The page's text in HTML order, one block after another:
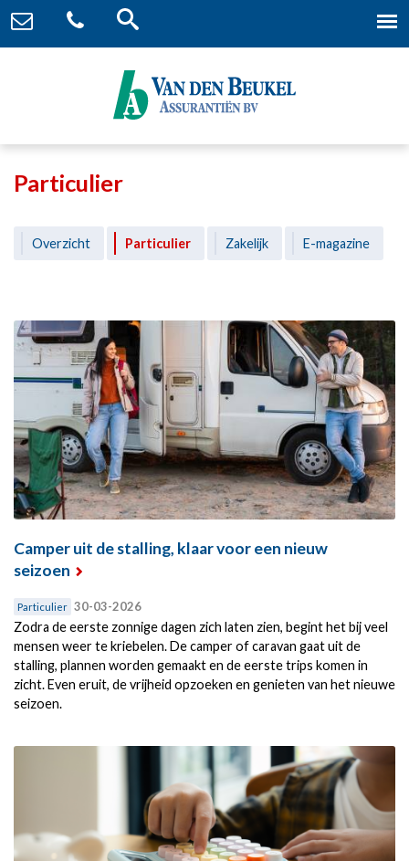
Particulier
Overzicht Particulier Zakelijk E-magazine
Camper uit de stalling, klaar voor een nieuw
seizoen
Particulier 30-03-2026
Zodra de eerste zonnige dagen zich laten zien, begint het bij veel
mensen weer te kriebelen. De camper of caravan gaat uit de
stalling, plannen worden gemaakt en de eerste trips komen in
zicht. Even eruit, de vrijheid opzoeken en genieten van het nieuwe
seizoen.